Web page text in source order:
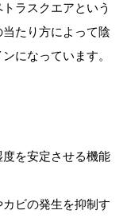
ラスクエアという
たり方によって陰
になっています。
を安定させる機能
ビの発生を抑制す